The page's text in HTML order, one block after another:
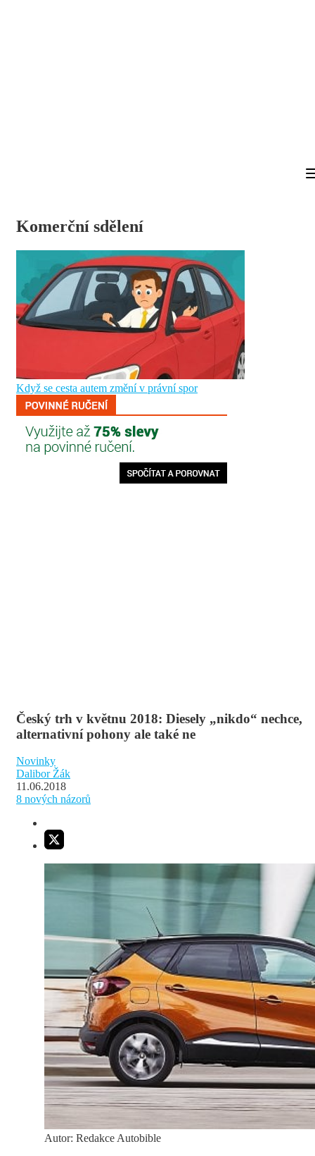
Český trh v květnu 2018: Diesely „nikdo“ nechce,
alternativní pohony ale také ne
Novinky
Dalibor Žák
11.06.2018
8 nových názorů
Autor: Redakce Autobible
Komerční sdělení
Když se cesta autem změní v právní spor